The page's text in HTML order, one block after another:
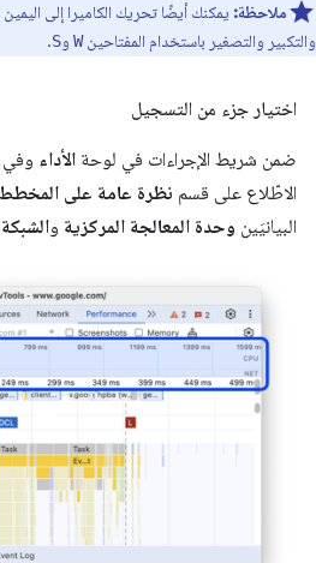
ملاحظة: يمكنك أيضًا تحريك الكاميرا إلى
والتكبير والتصغير باستخدام المفتاحينW وS
.
اختيار جزء من التسجيل
ضمن شريط الإجراءات في لوحة الأداء وفي
الاطّلاع على قسم نظرة عامة على المخطط
البيانيَين وحدة المعالجة المركزية والشبكة